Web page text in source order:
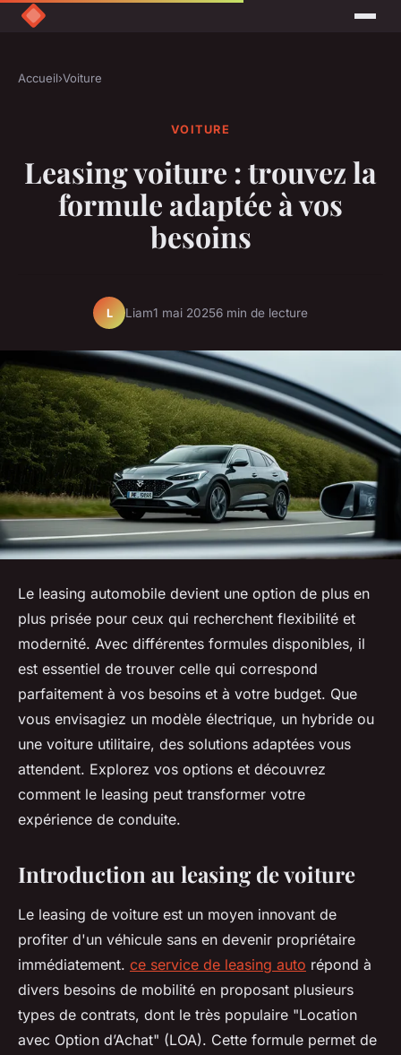
Accueil›Voiture
VOITURE
Leasing voiture : trouvez la
formule adaptée à vos
besoins
L Liam1 mai 20256 min de lecture
Le leasing automobile devient une option de plus en
plus prisée pour ceux qui recherchent flexibilité et
modernité. Avec différentes formules disponibles, il
est essentiel de trouver celle qui correspond
parfaitement à vos besoins et à votre budget. Que
vous envisagiez un modèle électrique, un hybride ou
une voiture utilitaire, des solutions adaptées vous
attendent. Explorez vos options et découvrez
comment le leasing peut transformer votre
expérience de conduite.
Introduction au leasing de voiture
Le leasing de voiture est un moyen innovant de
profiter d'un véhicule sans en devenir propriétaire
immédiatement. ce service de leasing auto répond à
divers besoins de mobilité en proposant plusieurs
types de contrats, dont le très populaire "Location
avec Option d’Achat" (LOA). Cette formule permet de